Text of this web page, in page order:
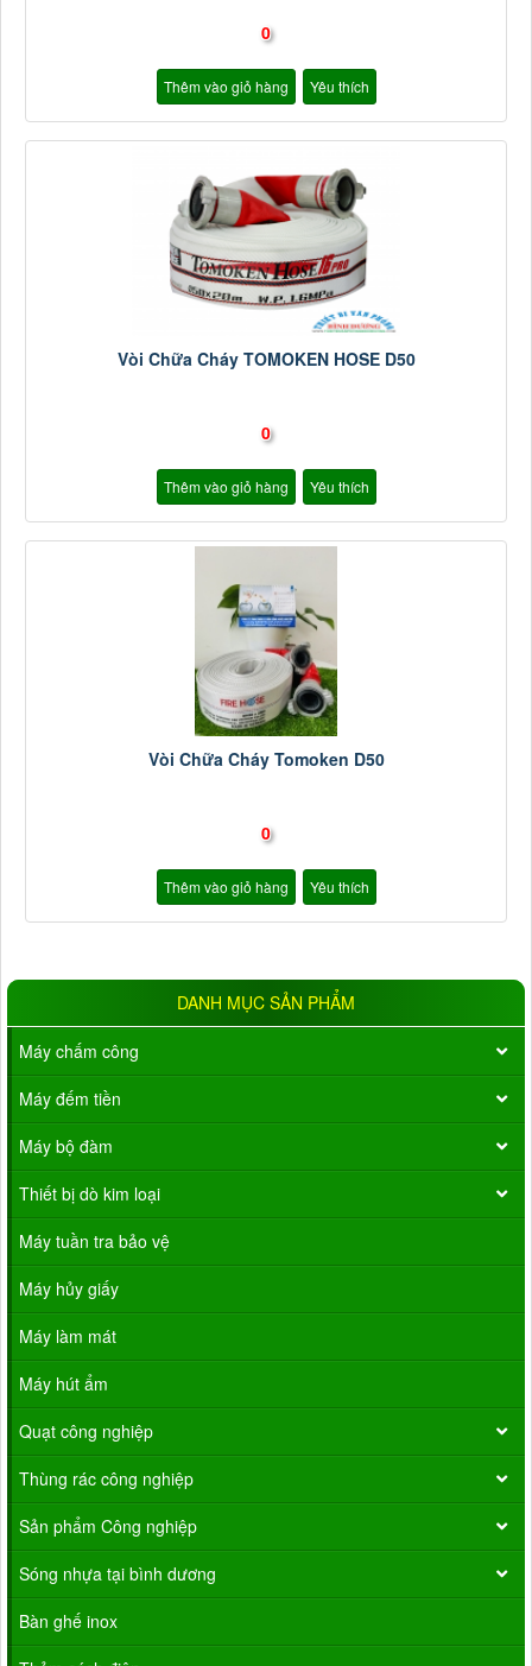
0
Thêm vào giỏ hàng Yêu thích
Vòi Chữa Cháy TOMOKEN HOSE D50
0
Thêm vào giỏ hàng Yêu thích
Vòi Chữa Cháy Tomoken D50
0
Thêm vào giỏ hàng Yêu thích
DANH MỤC SẢN PHẨM
Máy chấm công
Máy đếm tiền
Máy bộ đàm
Thiết bị dò kim loại
Máy tuần tra bảo vệ
Máy hủy giấy
Máy làm mát
Máy hút ẩm
Quạt công nghiệp
Thùng rác công nghiệp
Sản phẩm Công nghiệp
Sóng nhựa tại bình dương
Bàn ghế inox